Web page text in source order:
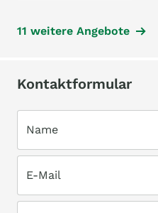
11 weitere Angebote
Kontaktformular
Name
E-Mail